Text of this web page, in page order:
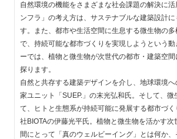
自然環境の機能をさまざまな社会課題の解決に
ンフラ」の考え方は、サステナブルな建築設計に
す。また、都市や生活空間に生息する微生物の多
で、持続可能な都市づくりを実現しようという
ーでは、植物と微生物が次世代の都市・建築空
探ります。
自然と共存する建築デザインを介し、地球環境
家ユニット「SUEP.」の末光弘和氏。そして、微
て、ヒトと生態系が持続可能に発展する都市づ
社BIOTAの伊藤光平氏。植物と微生物を活かす
間にとって「真のウェルビーイング」とは何か